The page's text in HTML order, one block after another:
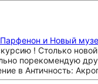
и Новый
! Столько
порекомендую